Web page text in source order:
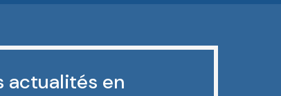
actualités en